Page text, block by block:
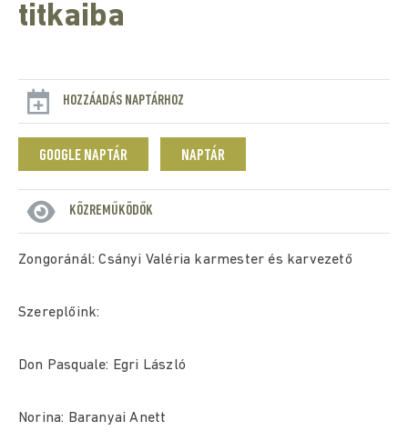
titkaiba
HOZZÁADÁS NAPTÁRHOZ
GOOGLE NAPTÁR NAPTÁR
KÖZREMŰKÖDŐK
Zongoránál: Csányi Valéria karmester és karvezető
Szereplőink:
Don Pasquale: Egri László
Norina: Baranyai Anett